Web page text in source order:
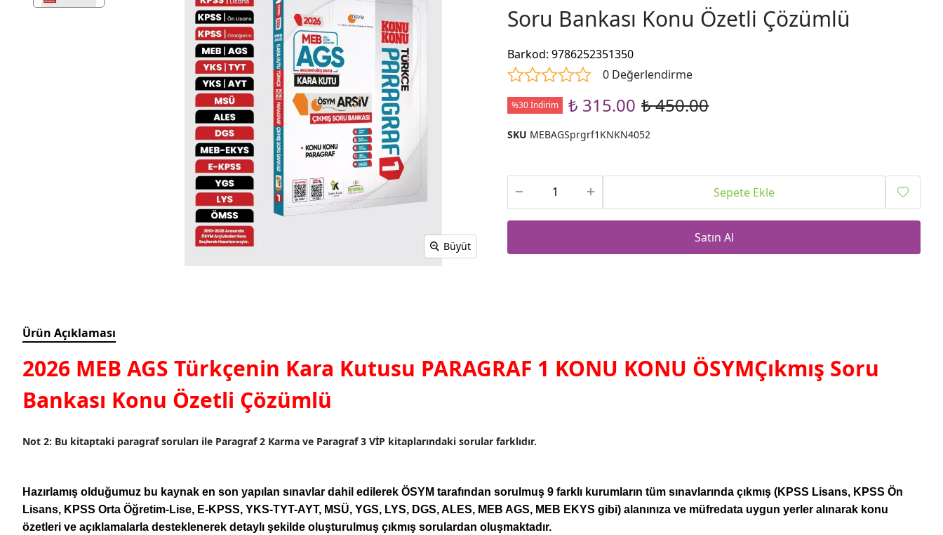
Büyüt
Soru Bankası Konu Özetli Çözümlü
Barkod:9786252351350
0 Değerlendirme
%30 İndirim ₺ 315.00 ₺ 450.00
SKU MEBAGSprgrf1KNKN4052
Sepete Ekle
Satın Al
Ürün Açıklaması
2026 MEB AGS Türkçenin Kara Kutusu PARAGRAF 1 KONU KONU ÖSYMÇıkmış Soru
Bankası Konu Özetli Çözümlü
Not 2: Bu kitaptaki paragraf soruları ile Paragraf 2 Karma ve Paragraf 3 VİP kitaplarındaki sorular farklıdır.
Hazırlamış olduğumuz bu kaynak en son yapılan sınavlar dahil edilerek ÖSYM tarafından sorulmuş 9 farklı kurumların tüm sınavlarında çıkmış (KPSS Lisans, KPSS Ön
Lisans, KPSS Orta Öğretim-Lise, E-KPSS, YKS-TYT-AYT, MSÜ, YGS, LYS, DGS, ALES, MEB AGS, MEB EKYS gibi) alanınıza ve müfredata uygun yerler alınarak konu
özetleri ve açıklamalarla desteklenerek detaylı şekilde oluşturulmuş çıkmış sorulardan oluşmaktadır.